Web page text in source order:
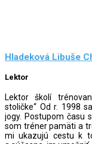
Hladeková Libuše
Lektor
Lektor školí
stoličke“ Od r. 1998
jogy. Postupom času
som tréner pamäti a
mi ukazujú cestu k